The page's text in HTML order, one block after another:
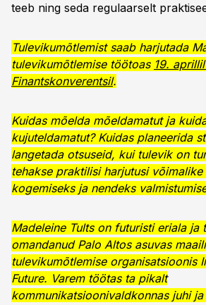
teeb ning seda regulaarselt
Tulevikumõtlemist saab harjutada
tulevikumõtlemise töötoas 19.
Finantskonverentsil.
Kuidas mõelda mõeldamatut ja
kujuteldamatut? Kuidas planeerida
langetada otsuseid, kui tulevik on
tehakse praktilisi harjutusi
kogemiseks ja nendeks
Madeleine Tults on futuristi eriala ja
omandanud Palo Altos asuvas
tulevikumõtlemise organisatsioonis
Future. Varem töötas ta pikalt
kommunikatsioonivaldkonnas juhi